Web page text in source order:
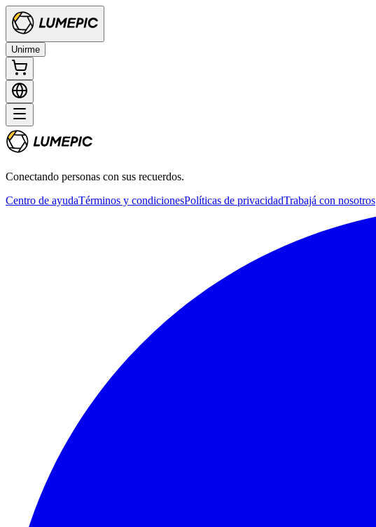
Unirme
Conectando personas con sus recuerdos.
Centro de ayudaTérminos y condicionesPolíticas de privacidadTrabajá con nosotros